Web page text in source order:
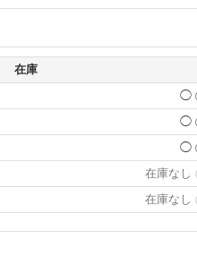
在庫
◯
◯
◯
在庫なし
在庫なし